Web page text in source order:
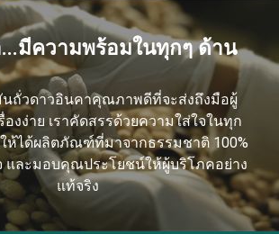
...มีความพร้อมในทุกๆ ด้าน
นถั่วดาวอินคาคุณภาพดีที่จะส่งถึงมือผู้
งง่าย เราคัดสรรด้วยความใส่ใจในทุก
ให้ได้ผลิตภัณฑ์ที่มาจากธรรมชาติ 100%
และมอบคุณประโยชน์ให้ผู้บริโภคอย่าง
แท้จริง